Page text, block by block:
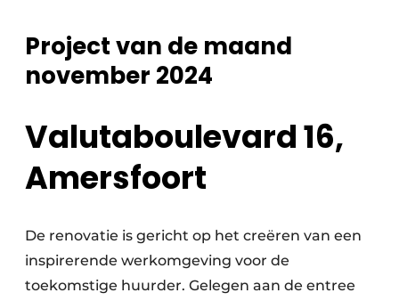
Project van de maand
november 2024
Valutaboulevard 16,
Amersfoort
De renovatie is gericht op het creëren van een
inspirerende werkomgeving voor de
toekomstige huurder. Gelegen aan de entree